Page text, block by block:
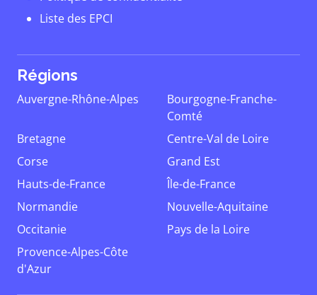
Liste des EPCI
Régions
Auvergne-Rhône-Alpes
Bourgogne-Franche-
Comté
Bretagne
Centre-Val de Loire
Corse
Grand Est
Hauts-de-France
Île-de-France
Normandie
Nouvelle-Aquitaine
Occitanie
Pays de la Loire
Provence-Alpes-Côte
d'Azur